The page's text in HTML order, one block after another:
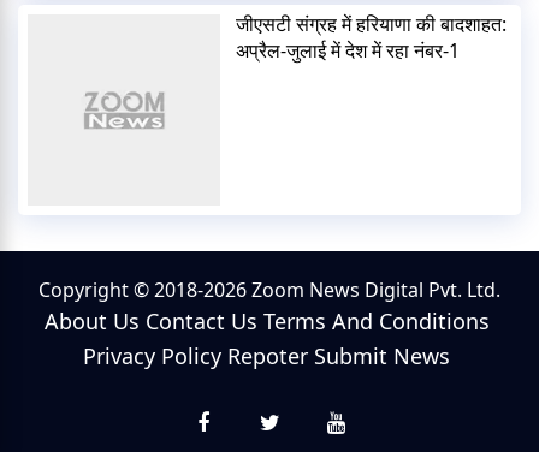
जीएसटी संग्रह में हरियाणा की बादशाहत:
अप्रैल-जुलाई में देश में रहा नंबर-1
Copyright © 2018-2026 Zoom News Digital Pvt. Ltd.
About Us Contact Us Terms And Conditions
Privacy Policy Repoter Submit News